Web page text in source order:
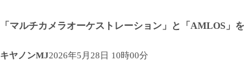
「マルチカメラオーケストレーション」と「AMLOS」
キヤノンMJ2026年5月28日 10時00分